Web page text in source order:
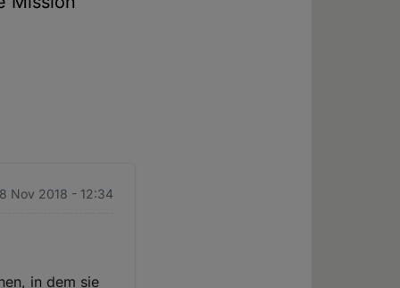
Nov 2018 - 12:34
in dem sie